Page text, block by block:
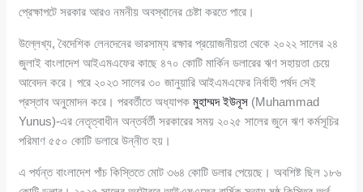
প্রেক্ষাপটে সরকার আরও নমনীয় অবস্থানের চেষ্টা করতে পারে।
উল্লেখ্য, বৈদেশিক লেনদেনের ভারসাম্য রক্ষার প্রয়োজনীয়তা থেকে ২০২২ সালের ২৪
জুলাই বাংলাদেশ আইএমএফের কাছে ৪৭০ কোটি মার্কিন ডলারের ঋণ সহায়তা চেয়ে
আবেদন করে। পরে ২০২৩ সালের ৩০ জানুয়ারি আইএমএফের নির্বাহী পর্ষদ সেই
প্রস্তাব অনুমোদন করে। পরবর্তীতে অধ্যাপকমুহাম্মদ ইউনূস (Muhammad
Yunus)-এর নেতৃত্বাধীন অন্তর্বর্তী সরকারের সময় ২০২৫ সালের জুনে ঋণ কর্মসূচির
পরিমাণ ৫৫০ কোটি ডলারে উন্নীত হয়।
এ পর্যন্ত বাংলাদেশ পাঁচ কিস্তিতে মোট ৩৬৪ কোটি ডলার পেয়েছে। অবশিষ্ট ছিল ১৮৬